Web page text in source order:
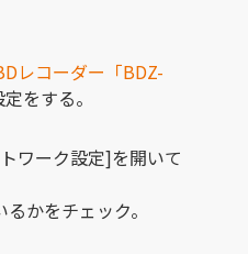
レコーダー「BDZ-
をする。
ワーク設定]を開いて
かをチェック。